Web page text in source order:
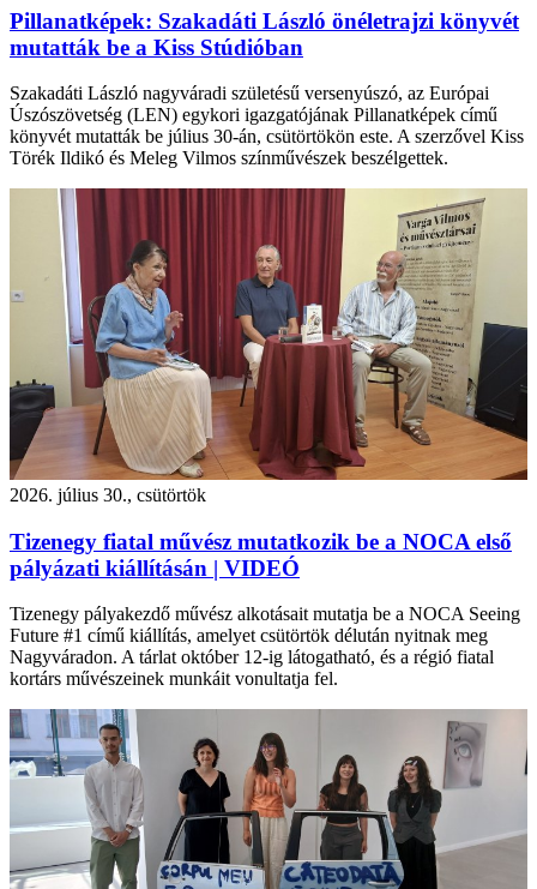
Pillanatképek: Szakadáti László önéletrajzi könyvét
mutatták be a Kiss Stúdióban
Szakadáti László nagyváradi születésű versenyúszó, az Európai
Úszószövetség (LEN) egykori igazgatójának Pillanatképek című
könyvét mutatták be július 30-án, csütörtökön este. A szerzővel Kiss
Törék Ildikó és Meleg Vilmos színművészek beszélgettek.
2026. július 30., csütörtök
Tizenegy fiatal művész mutatkozik be a NOCA első
pályázati kiállításán | VIDEÓ
Tizenegy pályakezdő művész alkotásait mutatja be a NOCA Seeing
Future #1 című kiállítás, amelyet csütörtök délután nyitnak meg
Nagyváradon. A tárlat október 12-ig látogatható, és a régió fiatal
kortárs művészeinek munkáit vonultatja fel.